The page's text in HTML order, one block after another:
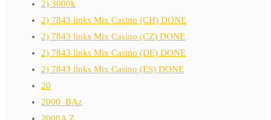
2) 3000k
2) 7843 links Mix Casino (CH) DONE
2) 7843 links Mix Casino (CZ) DONE
2) 7843 links Mix Casino (DE) DONE
2) 7843 links Mix Casino (ES) DONE
20
2000_BAz